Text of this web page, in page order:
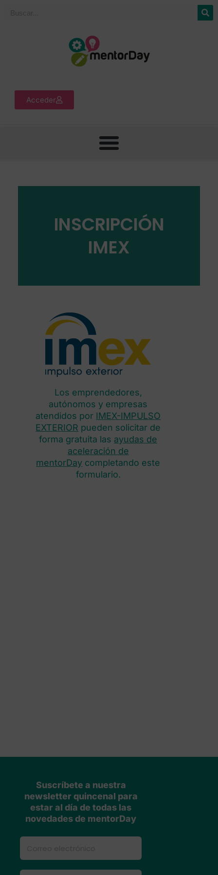
Acceder
INSCRIPCIÓN
IMEX
Los emprendedores,
autónomos y empresas
atendidos por IMEX-IMPULSO
EXTERIOR pueden solicitar de
forma gratuita las ayudas de
aceleración de
mentorDay completando este
formulario.
Suscríbete a nuestra
newsletter quincenal para
estar al día de todas las
novedades de mentorDay